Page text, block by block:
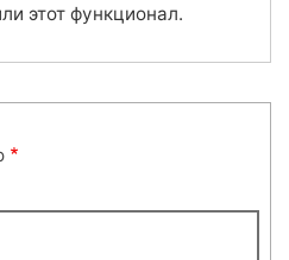
этот функционал.